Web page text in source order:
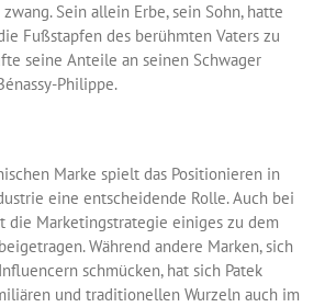
Sein allein Erbe, sein Sohn, hatte
Fußstapfen des berühmten Vaters zu
seine Anteile an seinen Schwager
Philippe.
Marke spielt das Positionieren in
eine entscheidende Rolle. Auch bei
die Marketingstrategie einiges zu dem
Während andere Marken, sich
schmücken, hat sich Patek
und traditionellen Wurzeln auch im